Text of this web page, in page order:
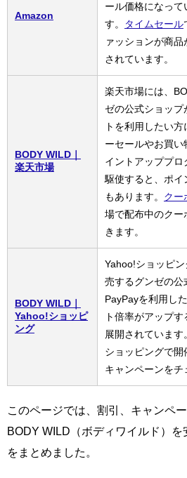
Amazon
ール価格になっ
す。
タイムセール
ァッションが商
されています。
BODY WILD｜
楽天市場
楽天市場には、
ゼの公式ショッ
トを利用したい
ーセールやお買
イントアッププ
駆使すると、ポイ
もあります。 クー
場で配布中のクー
きます。
BODY WILD｜
Yahoo!ショッピ
ング
Yahoo!ショッピ
売するグンゼの公
PayPayを利用し
ト倍率がアップ
展開されています。
ショッピングで
キャンペーンをチ
このページでは、割引、キャンペ
BODY WILD（ボディワイルド）
をまとめました。